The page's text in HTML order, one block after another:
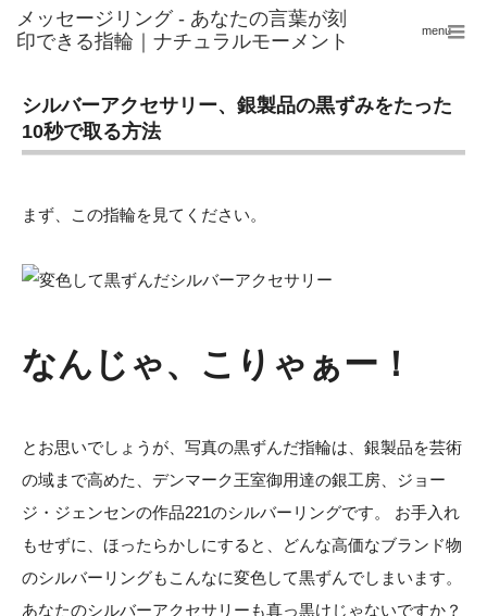
menu
シルバーアクセサリー、銀製品の黒ずみをたった
10秒で取る方法
まず、この指輪を見てください。
なんじゃ、こりゃぁー！
とお思いでしょうが、写真の黒ずんだ指輪は、銀製品を芸術
の域まで高めた、デンマーク王室御用達の銀工房、ジョー
ジ・ジェンセンの作品221のシルバーリングです。 お手入れ
もせずに、ほったらかしにすると、どんな高価なブランド物
のシルバーリングもこんなに変色して黒ずんでしまいます。
あなたのシルバーアクセサリーも真っ黒けじゃないですか？